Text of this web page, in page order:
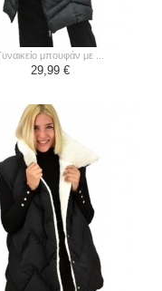
γυναικείο μπουφάν με ...
29,99 €